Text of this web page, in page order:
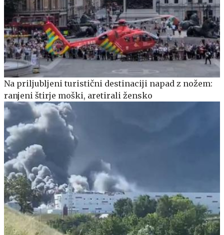
Na priljubljeni turistični destinaciji napad z nožem:
ranjeni štirje moški, aretirali žensko